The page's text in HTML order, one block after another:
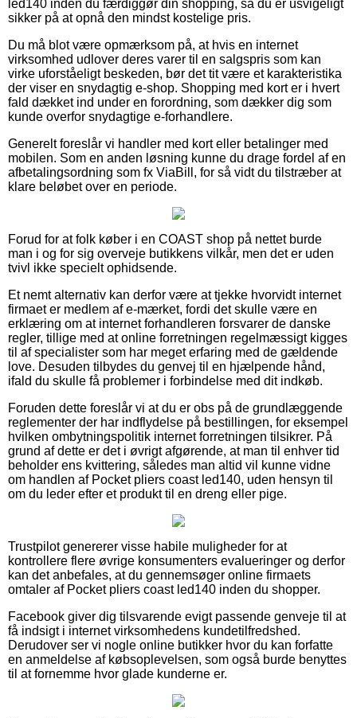
led140 inden du færdiggør din shopping, så du er usvigeligt
sikker på at opnå den mindst kostelige pris.
Du må blot være opmærksom på, at hvis en internet
virksomhed udlover deres varer til en salgspris som kan
virke uforståeligt beskeden, bør det tit være et karakteristika
der viser en snydagtig e-shop. Shopping med kort er i hvert
fald dækket ind under en forordning, som dækker dig som
kunde overfor snydagtige e-forhandlere.
Generelt foreslår vi handler med kort eller betalinger med
mobilen. Som en anden løsning kunne du drage fordel af en
afbetalingsordning som fx ViaBill, for så vidt du tilstræber at
klare beløbet over en periode.
Forud for at folk køber i en COAST shop på nettet burde
man i og for sig overveje butikkens vilkår, men det er uden
tvivl ikke specielt ophidsende.
Et nemt alternativ kan derfor være at tjekke hvorvidt internet
firmaet er medlem af e-mærket, fordi det skulle være en
erklæring om at internet forhandleren forsvarer de danske
regler, tillige med at online forretningen regelmæssigt kigges
til af specialister som har meget erfaring med de gældende
love. Desuden tilbydes du genvej til en hjælpende hånd,
ifald du skulle få problemer i forbindelse med dit indkøb.
Foruden dette foreslår vi at du er obs på de grundlæggende
reglementer der har indflydelse på bestillingen, for eksempel
hvilken ombytningspolitik internet forretningen tilsikrer. På
grund af dette er det i øvrigt afgørende, at man til enhver tid
beholder ens kvittering, således man altid vil kunne vidne
om handlen af Pocket pliers coast led140, uden hensyn til
om du leder efter et produkt til en dreng eller pige.
Trustpilot genererer visse habile muligheder for at
kontrollere flere øvrige konsumenters evalueringer og derfor
kan det anbefales, at du gennemsøger online firmaets
omtaler af Pocket pliers coast led140 inden du shopper.
Facebook giver dig tilsvarende evigt passende genveje til at
få indsigt i internet virksomhedens kundetilfredshed.
Derudover ser vi nogle online butikker hvor du kan forfatte
en anmeldelse af købsoplevelsen, som også burde benyttes
til at fornemme hvor glade kunderne er.